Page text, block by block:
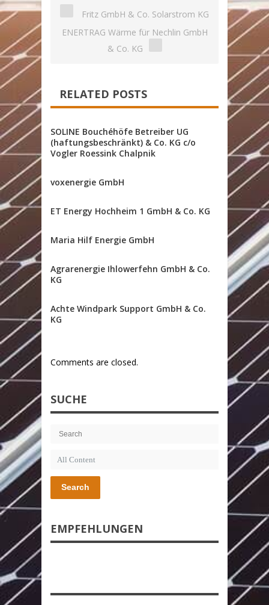
Fritz GmbH & Co. Solarstrom KG
ENERTRAG Wärme für Nechlin GmbH
& Co. KG
RELATED POSTS
SOLINE Bouchéhöfe Betreiber UG
(haftungsbeschränkt) & Co. KG c/o
Vogler Roessink Chalpnik
voxenergie GmbH
ET Energy Hochheim 1 GmbH & Co. KG
Maria Hilf Energie GmbH
Agrarenergie Ihlowerfehn GmbH & Co.
KG
Achte Windpark Support GmbH & Co.
KG
Comments are closed.
SUCHE
Search
EMPFEHLUNGEN